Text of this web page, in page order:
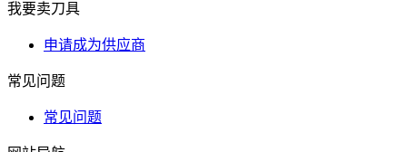
我要卖刀具
申请成为供应商
常见问题
常见问题